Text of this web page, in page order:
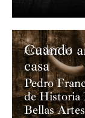
Academia
Cuando
casa
Pedro
de Historia
Bellas